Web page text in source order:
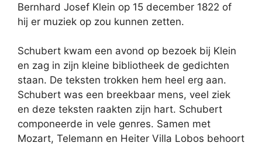
Bernhard Josef Klein op 15 december 1822 of
hij er muziek op zou kunnen zetten.
Schubert kwam een avond op bezoek bij Klein
en zag in zijn kleine bibliotheek de gedichten
staan. De teksten trokken hem heel erg aan.
Schubert was een breekbaar mens, veel ziek
en deze teksten raakten zijn hart. Schubert
componeerde in vele genres. Samen met
Mozart, Telemann en Heiter Villa Lobos behoort